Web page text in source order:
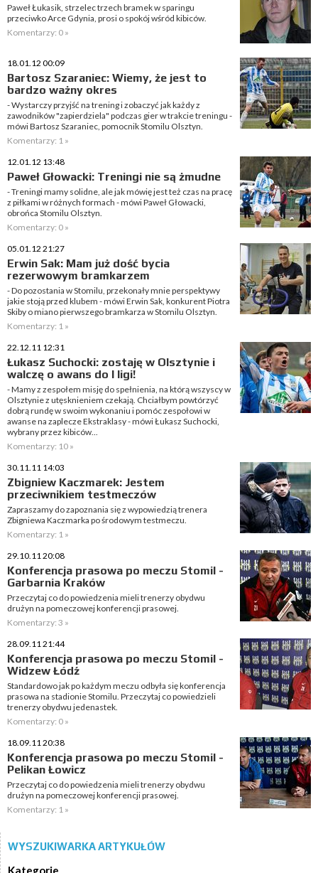
Paweł Łukasik, strzelec trzech bramek w sparingu
przeciwko Arce Gdynia, prosi o spokój wśród kibiców.
Komentarzy: 0 »
18.01.12 00:09
Bartosz Szaraniec: Wiemy, że jest to
bardzo ważny okres
- Wystarczy przyjść na trening i zobaczyć jak każdy z
zawodników "zapierdziela" podczas gier w trakcie treningu -
mówi Bartosz Szaraniec, pomocnik Stomilu Olsztyn.
Komentarzy: 1 »
12.01.12 13:48
Paweł Głowacki: Treningi nie są żmudne
- Treningi mamy solidne, ale jak mówię jest też czas na pracę
z piłkami w różnych formach - mówi Paweł Głowacki,
obrońca Stomilu Olsztyn.
Komentarzy: 0 »
05.01.12 21:27
Erwin Sak: Mam już dość bycia
rezerwowym bramkarzem
- Do pozostania w Stomilu, przekonały mnie perspektywy
jakie stoją przed klubem - mówi Erwin Sak, konkurent Piotra
Skiby o miano pierwszego bramkarza w Stomilu Olsztyn.
Komentarzy: 1 »
22.12.11 12:31
Łukasz Suchocki: zostaję w Olsztynie i
walczę o awans do I ligi!
- Mamy z zespołem misję do spełnienia, na którą wszyscy w
Olsztynie z utęsknieniem czekają. Chciałbym powtórzyć
dobrą rundę w swoim wykonaniu i pomóc zespołowi w
awanse na zaplecze Ekstraklasy - mówi Łukasz Suchocki,
wybrany przez kibiców...
Komentarzy: 10 »
30.11.11 14:03
Zbigniew Kaczmarek: Jestem
przeciwnikiem testmeczów
Zapraszamy do zapoznania się z wypowiedzią trenera
Zbigniewa Kaczmarka po środowym testmeczu.
Komentarzy: 1 »
29.10.11 20:08
Konferencja prasowa po meczu Stomil -
Garbarnia Kraków
Przeczytaj co do powiedzenia mieli trenerzy obydwu
drużyn na pomeczowej konferencji prasowej.
Komentarzy: 3 »
28.09.11 21:44
Konferencja prasowa po meczu Stomil -
Widzew Łódź
Standardowo jak po każdym meczu odbyła się konferencja
prasowa na stadionie Stomilu. Przeczytaj co powiedzieli
trenerzy obydwu jedenastek.
Komentarzy: 0 »
18.09.11 20:38
Konferencja prasowa po meczu Stomil -
Pelikan Łowicz
Przeczytaj co do powiedzenia mieli trenerzy obydwu
drużyn na pomeczowej konferencji prasowej.
Komentarzy: 1 »
WYSZUKIWARKA ARTYKUŁÓW
Kategorie